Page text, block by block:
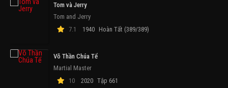
Tom và Jerry
Tom and Jerry
7.1
1940 Hoàn Tất (389/389)
Võ Thần Chúa Tể
Martial Master
10
2020 Tập 661